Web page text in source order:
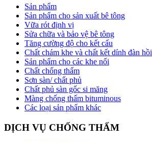
Sản phẩm
Sản phẩm cho sản xuất bê tông
Vữa rót định vị
Sửa chữa và bảo vệ bê tông
Tăng cường độ cho kết cấu
Chất chám khe và chất kết dính đàn hồi
Sản phẩm cho các khe nối
Chất chống thấm
Sơn sàn/ chất phủ
Chất phủ sàn gốc si măng
Màng chống thấm bituminous
Các loại sản phẩm khác
DỊCH VỤ CHỐNG THẤM